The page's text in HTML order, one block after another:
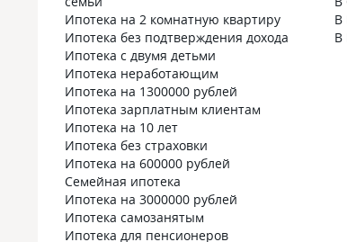
Ипотека на 2 комнатную квартиру
Ипотека без подтверждения дохода
Ипотека с двумя детьми
Ипотека неработающим
Ипотека на 1300000 рублей
Ипотека зарплатным клиентам
Ипотека на 10 лет
Ипотека без страховки
Ипотека на 600000 рублей
Семейная ипотека
Ипотека на 3000000 рублей
Ипотека самозанятым
Ипотека для пенсионеров
В
В